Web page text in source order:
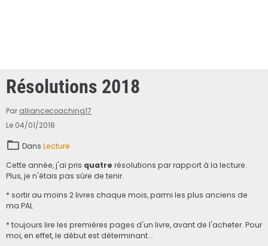
Résolutions 2018
Par alliancecoaching17
Le 04/01/2018
Dans Lecture
Cette année, j'ai pris quatre résolutions par rapport à la lecture.
Plus, je n'étais pas sûre de tenir.
* sortir au moins 2 livres chaque mois, parmi les plus anciens de
ma PAL
* toujours lire les premières pages d'un livre, avant de l'acheter. Pour
moi, en effet, le début est déterminant...